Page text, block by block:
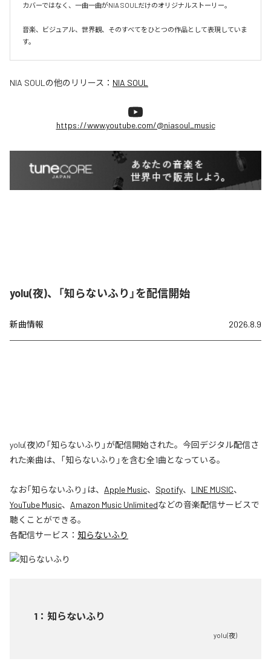
カバーではなく、一曲一曲がNIA SOULだけのオリジナルストーリー。
音楽、ビジュアル、世界観、そのすべてをひとつの作品として表現していま
す。
NIA SOUL の他のリリース： NIA SOUL
https://www.youtube.com/@niasoul_music
yolu(夜)、「知らないふり」を配信開始
新曲情報 2026.8.9
yolu(夜)の「知らないふり」が配信開始された。今回デジタル配信さ
れた楽曲は、「知らないふり」を含む全1曲となっている。
なお「知らないふり 」は、 Apple Music、 Spotify、 LINE MUSIC、
YouTube Music、 Amazon Music Unlimitedなどの音楽配信サービスで
聴くことができる。
各配信サービス： 知らないふり
1 ： 知らないふり
yolu(夜)